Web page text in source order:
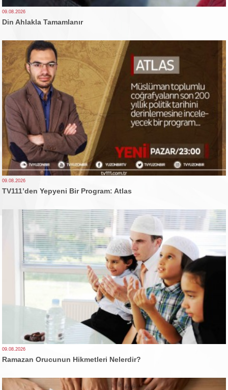
09.08.2026
Din Ahlakla Tamamlanır
09.08.2026
TV111’den Yepyeni Bir Program: Atlas
09.08.2026
Ramazan Orucunun Hikmetleri Nelerdir?